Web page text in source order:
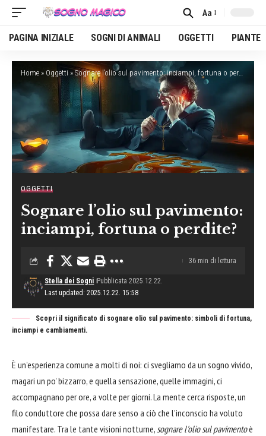
Font
Resizer
Aa
PAGINA INIZIALE SOGNI DI ANIMALI OGGETTI PIANTE
Home » Oggetti » Sognare l’olio sul pavimento: inciampi, fortuna o perdite?
OGGETTI
Sognare l’olio sul pavimento:
inciampi, fortuna o perdite?
Last updated: 2025.12.22. 15:58
Stella dei Sogni Pubblicata 2025.12.22.
36 min di lettura
Scopri il significato di sognare olio sul pavimento: simboli di fortuna,
inciampi e cambiamenti.
È un'esperienza comune a molti di noi: ci svegliamo da un sogno vivido,
magari un po' bizzarro, e quella sensazione, quelle immagini, ci
accompagnano per ore, a volte per giorni. La mente cerca risposte, un
filo conduttore che possa dare senso a ciò che l'inconscio ha voluto
manifestare. Tra le tante visioni notturne,sognare l'olio sul pavimentoè